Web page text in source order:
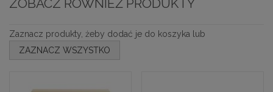
ZOBACZ RÓWNIEŻ PRODUKTY
Zaznacz produkty, żeby dodać je do koszyka lub
ZAZNACZ WSZYSTKO